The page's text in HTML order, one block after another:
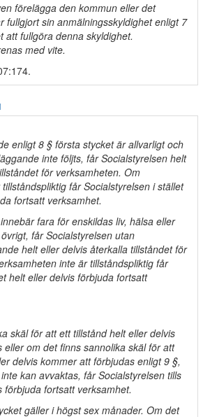
förelägga den kommun eller det
fullgjort sin anmälningsskyldighet enligt 7
att fullgöra denna skyldighet.
med vite.
enligt 8 § första stycket är allvarligt och
inte följts, får Socialstyrelsen helt
för verksamheten. Om
får Socialstyrelsen i stället
fortsatt verksamhet.
fara för enskildas liv, hälsa eller
får Socialstyrelsen utan
helt eller delvis återkalla tillståndet för
inte är tillståndspliktig får
helt eller delvis förbjuda fortsatt
skäl för att ett tillstånd helt eller delvis
eller om det finns sannolika skäl för att
delvis kommer att förbjudas enligt 9 §,
kan avvaktas, får Socialstyrelsen tills
förbjuda fortsatt verksamhet.
gäller i högst sex månader. Om det